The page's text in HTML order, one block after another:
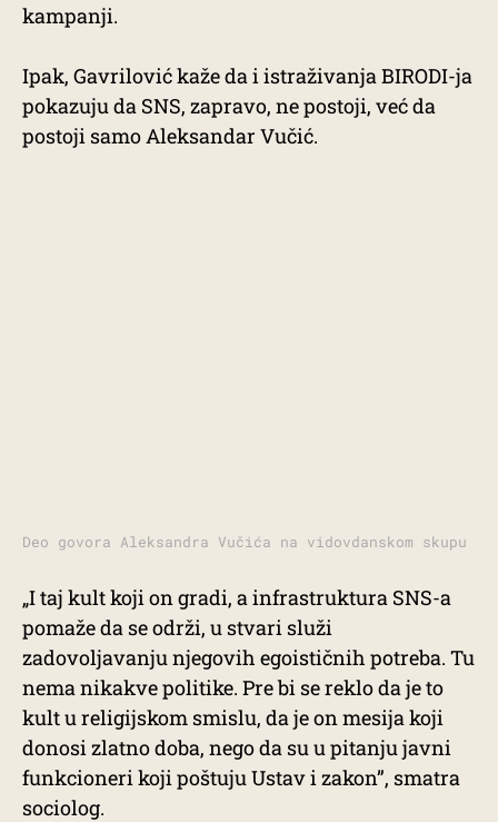
kampanji.
Ipak, Gavrilović kaže da i istraživanja BIRODI-ja
pokazuju da SNS, zapravo, ne postoji, već da
postoji samo Aleksandar Vučić.
Deo govora Aleksandra Vučića na vidovdanskom skupu
„I taj kult koji on gradi, a infrastruktura SNS-a
pomaže da se održi, u stvari služi
zadovoljavanju njegovih egoističnih potreba. Tu
nema nikakve politike. Pre bi se reklo da je to
kult u religijskom smislu, da je on mesija koji
donosi zlatno doba, nego da su u pitanju javni
funkcioneri koji poštuju Ustav i zakon”, smatra
sociolog.